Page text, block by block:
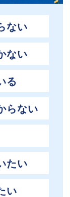
ない
ない
る
らない
たい
い